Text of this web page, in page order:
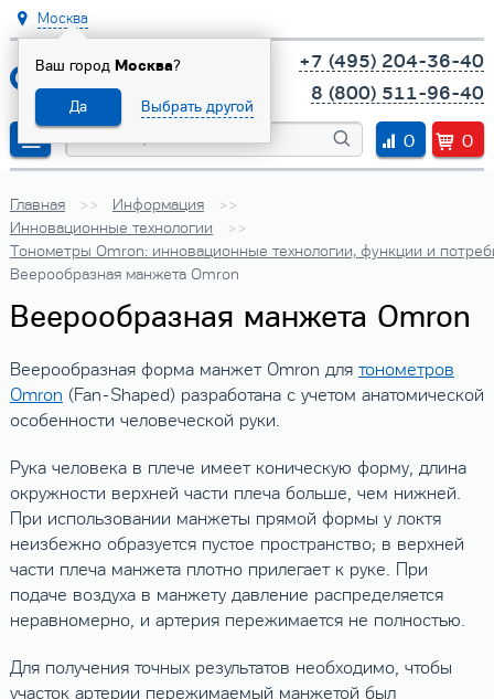
Москва
Ваш город Москва?
Да Выбрать другой
+7 (495) 204-36-40
8 (800) 511-96-40
0
0
Главная
Информация
Инновационные технологии
Тонометры Omron: инновационные технологии, функции и
Веерообразная манжета Omron
Веерообразная манжета Omron
Веерообразная форма манжет Omron для тонометров
Omron (Fan-Shaped) разработана с учетом анатомической
особенности человеческой руки.
Рука человека в плече имеет коническую форму, длина
окружности верхней части плеча больше, чем нижней.
При использовании манжеты прямой формы у локтя
неизбежно образуется пустое пространство; в верхней
части плеча манжета плотно прилегает к руке. При
подаче воздуха в манжету давление распределяется
неравномерно, и артерия пережимается не полностью.
Для получения точных результатов необходимо, чтобы
участок артерии пережимаемый манжетой был